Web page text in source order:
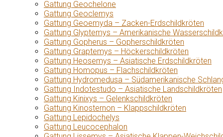
Gattung Geochelone
Gattung Geoclemys
Gattung Geoemyda – Zacken-Erdschildkröten
Gattung Glyptemys – Amerikanische
Gattung Gopherus – Gopherschildkröten
Gattung Graptemys – Höckerschildkröten
Gattung Heosemys – Asiatische Erdschildkröten
Gattung Homopus – Flachschildkröten
Gattung Hydromedusa – Südamerikanische
Gattung Indotestudo – Asiatische Landschildkröten
Gattung Kinixys – Gelenkschildkröten
Gattung Kinosternon – Klappschildkröten
Gattung Lepidochelys
Gattung Leucocephalon